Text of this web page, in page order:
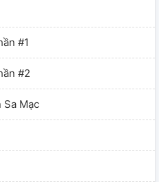
#1
#2
Sa Mạc